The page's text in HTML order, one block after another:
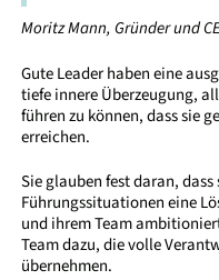
Moritz Mann, Gründer und
Gute Leader haben eine
tiefe innere Überzeugung,
führen zu können, dass sie
erreichen.
Sie glauben fest daran,
Führungssituationen eine
und ihrem Team
Team dazu, die volle
übernehmen.